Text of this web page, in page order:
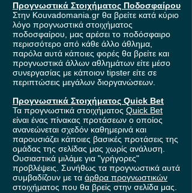
Προγνωστικά Στοιχήματος Ποδοσφαίρου
Στην Kouvadomania.gr θα βρείτε κατά κύριο
λόγο προγνωστικά στοιχήματος
ποδοσφαίρου, μας αρέσει το ποδόσφαιρο
περισσότερο από κάθε άλλο άθλημα,
παρόλα αυτά κάποιες φορές θα βρείτε και
προγνωστικά άλλων αθλημάτων είτε μέσο
συνεργασίας με κάποιον tipster είτε σε
περιπτώσεις μεγάλων διοργανώσεων.
Προγνωστικά Στοιχήματος Quick Bet
Τα προγνωστικά στοιχήματος Quick Bet
είναι ένας πίνακας προτάσεων ο οποίος
ανανεώνεται σχεδόν καθημερινά και
παρουσιάζει κάποιες βασικές προτάσεις της
ομάδας της σελίδας μας χωρίς ανάλυση.
Ουσιαστικά μιλάμε για "γρήγορες"
προβλέψεις. Συνήθως τα προγνωστικά αυτά
συμβαδίζουν με τα άρθρα προγνωστικών
στοιχήματος που θα βρείς στην σελίδα μας.